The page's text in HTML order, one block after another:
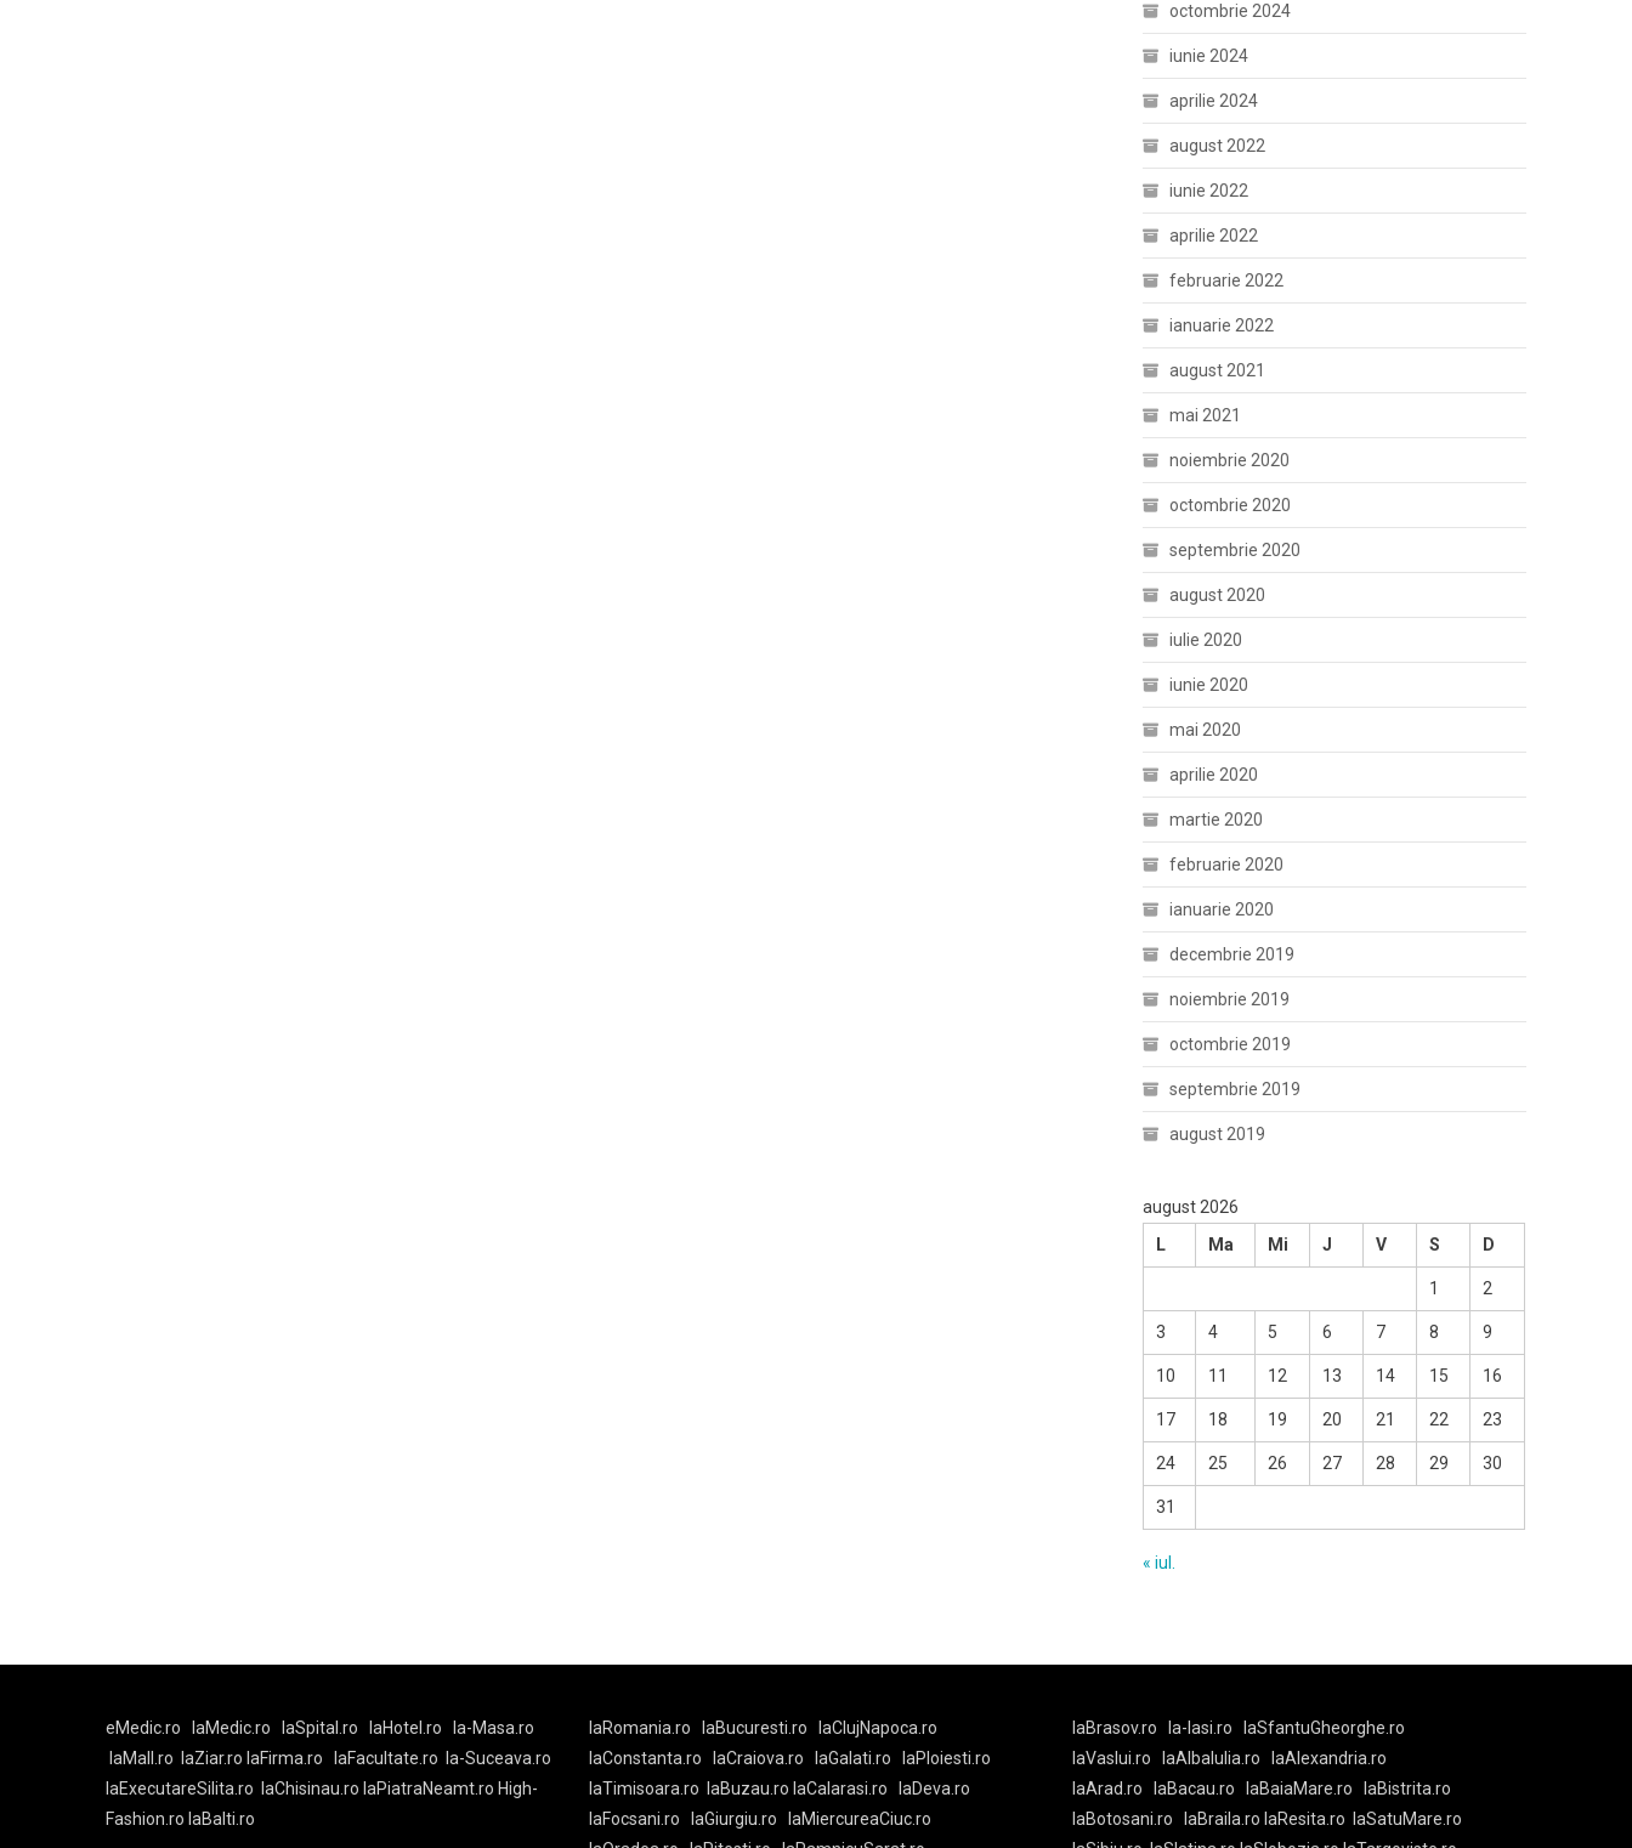
octombrie 2024
iunie 2024
aprilie 2024
august 2022
iunie 2022
aprilie 2022
februarie 2022
ianuarie 2022
august 2021
mai 2021
noiembrie 2020
octombrie 2020
septembrie 2020
august 2020
iulie 2020
iunie 2020
mai 2020
aprilie 2020
martie 2020
februarie 2020
ianuarie 2020
decembrie 2019
noiembrie 2019
octombrie 2019
septembrie 2019
august 2019
august 2026
L
Ma Mi J V S D
1 2
3 4 5 6 7 8 9
10 11 12 13 14 15 16
17 18 19 20 21 22 23
24 25 26 27 28 29 30
31
« iul.
eMedic.ro laMedic.ro laSpital.ro laHotel.ro
la-Masa.ro
laMall.ro
laZiar.ro laFirma.ro laFacultate.ro
la-Suceava.ro
laExecutareSilita.ro
laChisinau.ro laPiatraNeamt.ro High-
Fashion.ro laBalti.ro
laRomania.ro laBucuresti.ro
laClujNapoca.ro
laConstanta.ro
laCraiova.ro laGalati.ro
laPloiesti.ro
laTimisoara.ro
laBuzau.ro laCalarasi.ro
laDeva.ro
laFocsani.ro
laGiurgiu.ro
laMiercureaCiuc.ro
laBrasov.ro la-Iasi.ro
laSfantuGheorghe.ro
laVaslui.ro
laAlbaIulia.ro
laAlexandria.ro
laArad.ro
laBacau.ro laBaiaMare.ro
laBistrita.ro
laBotosani.ro
laBraila.ro laResita.ro
laSatuMare.ro